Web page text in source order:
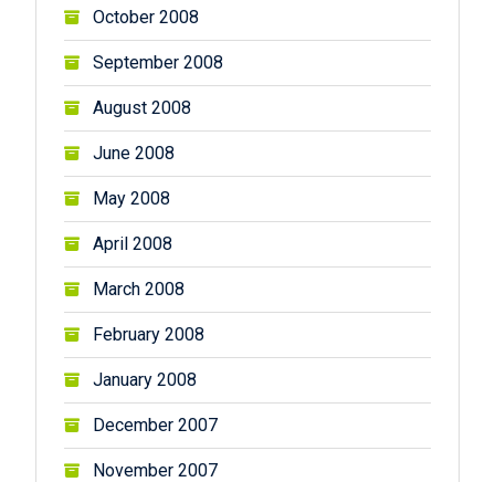
October 2008
September 2008
August 2008
June 2008
May 2008
April 2008
March 2008
February 2008
January 2008
December 2007
November 2007